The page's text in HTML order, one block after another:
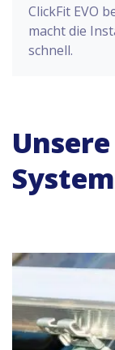
ClickFit EVO
macht die
schnell.